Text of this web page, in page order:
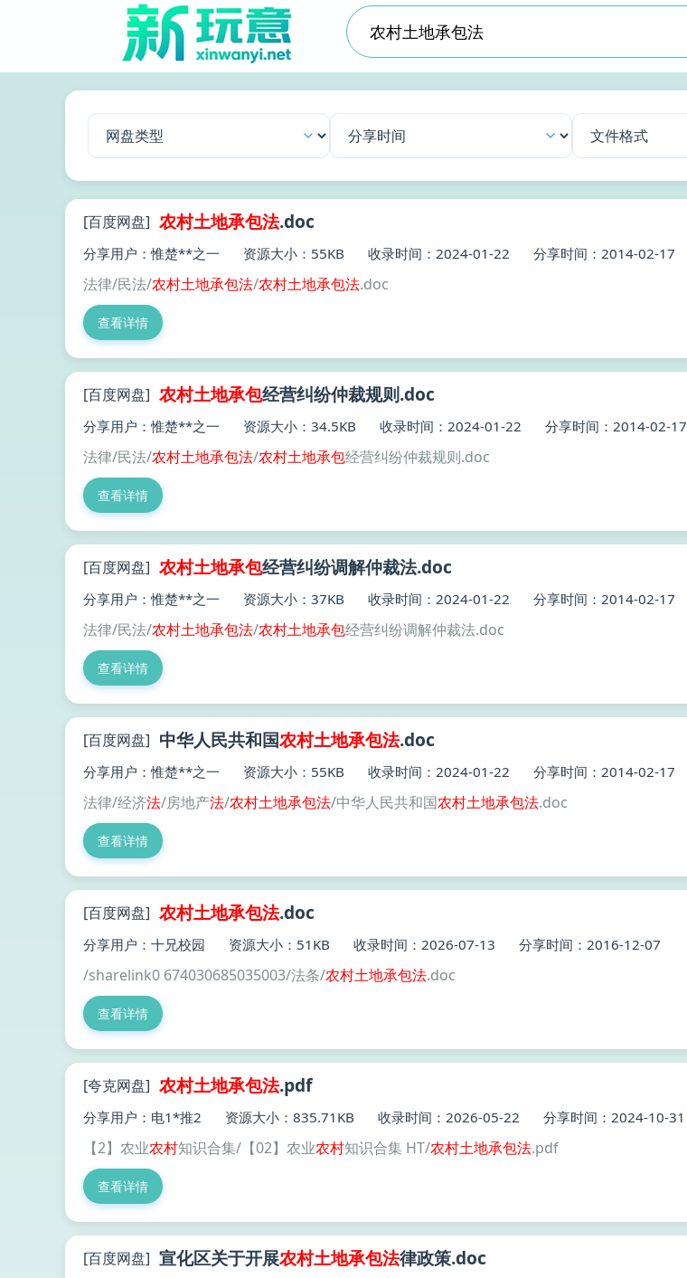
[百度网盘] 农村土地承包法.doc
分享用户：惟楚**之一 资源大小：55KB 收录时间：2024-01-22 分享时间：2014-02-17
法律/民法/农村土地承包法/农村土地承包法.doc
查看详情
[百度网盘] 农村土地承包经营纠纷仲裁规则.doc
分享用户：惟楚**之一 资源大小：34.5KB 收录时间：2024-01-22 分享时间：2014-02-17
法律/民法/农村土地承包法/农村土地承包经营纠纷仲裁规则.doc
查看详情
[百度网盘] 农村土地承包经营纠纷调解仲裁法.doc
分享用户：惟楚**之一 资源大小：37KB 收录时间：2024-01-22 分享时间：2014-02-17
法律/民法/农村土地承包法/农村土地承包经营纠纷调解仲裁法.doc
查看详情
[百度网盘] 中华人民共和国农村土地承包法.doc
分享用户：惟楚**之一 资源大小：55KB 收录时间：2024-01-22 分享时间：2014-02-17
法律/经济法/房地产法/农村土地承包法/中华人民共和国农村土地承包法.doc
查看详情
[百度网盘] 农村土地承包法.doc
分享用户：十兄校园 资源大小：51KB 收录时间：2026-07-13 分享时间：2016-12-07
/sharelink0 674030685035003/法条/农村土地承包法.doc
查看详情
[夸克网盘] 农村土地承包法.pdf
分享用户：电1*推2 资源大小：835.71KB 收录时间：2026-05-22 分享时间：2024-10-31
【2】农业农村知识合集/【02】农业农村知识合集 HT/农村土地承包法.pdf
查看详情
[百度网盘] 宣化区关于开展农村土地承包法律政策.doc